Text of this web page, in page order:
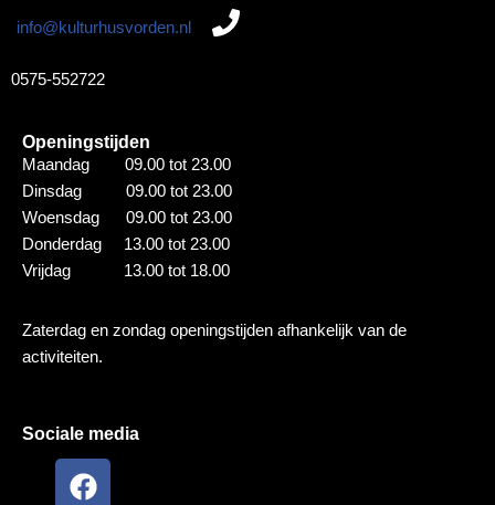
info@kulturhusvorden.nl
0575-552722
Openingstijden
Maandag 09.00 tot 23.00
Dinsdag 09.00 tot 23.00
Woensdag 09.00 tot 23.00
Donderdag 13.00 tot 23.00
Vrijdag 13.00 tot 18.00
Zaterdag en zondag openingstijden afhankelijk van de
activiteiten.
Sociale media